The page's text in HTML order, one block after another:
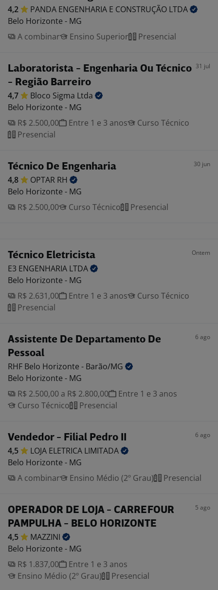
4,2 PANDA ENGENHARIA E CONSTRUÇÃO LTDA
Belo Horizonte - MG
A combinar
Ensino Superior Presencial
Laboratorista - Engenharia Ou Técnico
- Região Barreiro
31 jul
4,7 Bloco Sigma Ltda
Belo Horizonte - MG
R$ 2.500,00
Entre 1 e 3 anos
Curso Técnico
Presencial
Técnico De Engenharia 30 jun
4,8 OPTAR RH
Belo Horizonte - MG
R$ 2.500,00
Curso Técnico Presencial
Técnico Eletricista Ontem
E3 ENGENHARIA LTDA
Belo Horizonte - MG
R$ 2.631,00
Entre 1 e 3 anos
Curso Técnico
Presencial
Assistente De Departamento De
Pessoal
6 ago
RHF Belo Horizonte - Barão/MG
Belo Horizonte - MG
R$ 2.500,00 a R$ 2.800,00
Entre 1 e 3 anos
Curso Técnico
Presencial
Vendedor - Filial Pedro II 6 ago
4,5 LOJA ELETRICA LIMITADA
Belo Horizonte - MG
A combinar
Ensino Médio (2º Grau) Presencial
OPERADOR DE LOJA - CARREFOUR
PAMPULHA - BELO HORIZONTE
5 ago
4,5
MAZZINI
Belo Horizonte - MG
R$ 1.837,00
Entre 1 e 3 anos
Ensino Médio (2º Grau)
Presencial